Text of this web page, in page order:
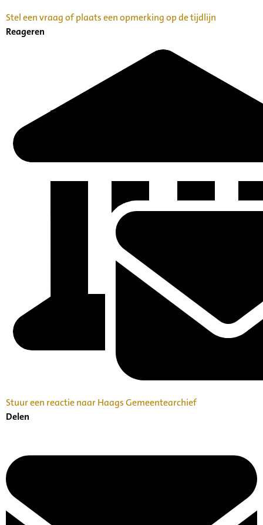
Stel een vraag of plaats een opmerking op de tijdlijn
Reageren
Stuur een reactie naar Haags Gemeentearchief
Delen